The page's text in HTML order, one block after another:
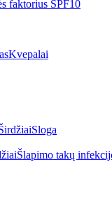
faktorius SPF10
Kvepalai
Sloga
Šlapimo takų